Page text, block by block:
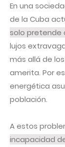
En una
de la Cuba
solo pretende
lujos
más allá de
amerita. Por
energética
población.
A estos
incapacidad